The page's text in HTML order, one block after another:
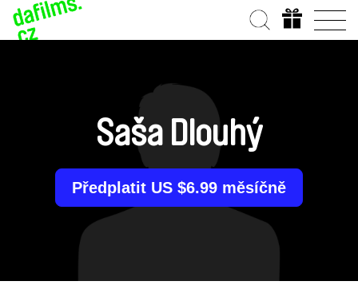
Saša Dlouhý
Předplatit US $6.99 měsíčně